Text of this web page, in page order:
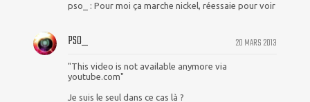
pso_ : Pour moi ça marche nickel, réessaie pour voir
20 MARS 2013
PSO_
"This video is not available anymore via
youtube.com"
Je suis le seul dans ce cas là ?